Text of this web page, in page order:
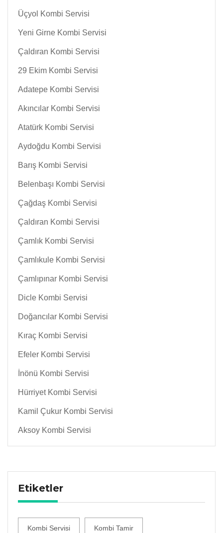
Üçyol Kombi Servisi
Yeni Girne Kombi Servisi
Çaldıran Kombi Servisi
29 Ekim Kombi Servisi
Adatepe Kombi Servisi
Akıncılar Kombi Servisi
Atatürk Kombi Servisi
Aydoğdu Kombi Servisi
Barış Kombi Servisi
Belenbaşı Kombi Servisi
Çağdaş Kombi Servisi
Çaldıran Kombi Servisi
Çamlık Kombi Servisi
Çamlıkule Kombi Servisi
Çamlıpınar Kombi Servisi
Dicle Kombi Servisi
Doğancılar Kombi Servisi
Kıraç Kombi Servisi
Efeler Kombi Servisi
İnönü Kombi Servisi
Hürriyet Kombi Servisi
Kamil Çukur Kombi Servisi
Aksoy Kombi Servisi
Etiketler
Kombi Servisi Kombi Tamir